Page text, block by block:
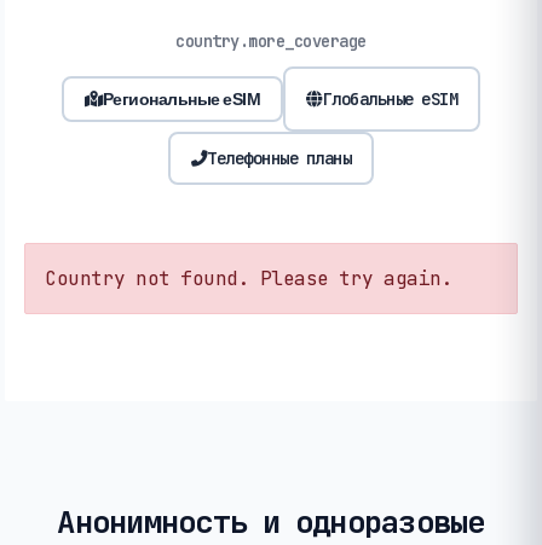
country.more_coverage
Региональные eSIM Глобальные eSIM
Телефонные планы
Country not found. Please try again.
Анонимность и одноразовые